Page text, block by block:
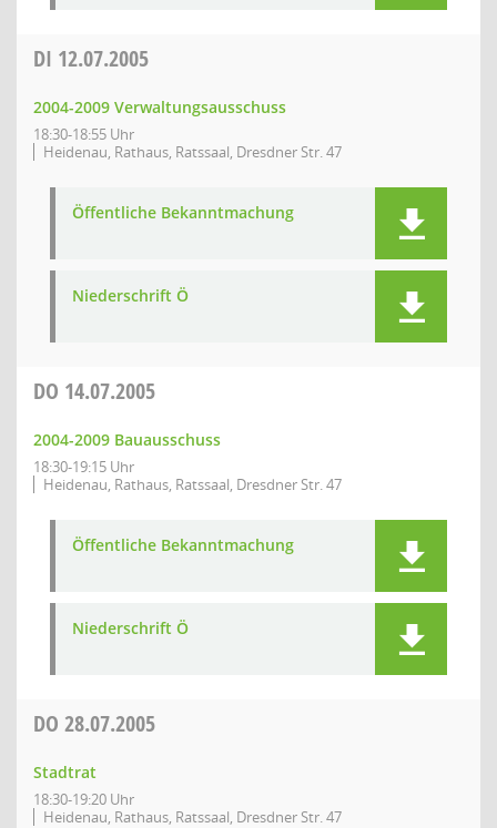
DI 12.07.2005
2004-2009 Verwaltungsausschuss
18:30-18:55 Uhr
Heidenau, Rathaus, Ratssaal, Dresdner Str. 47
Öffentliche Bekanntmachung
Niederschrift Ö
DO 14.07.2005
2004-2009 Bauausschuss
18:30-19:15 Uhr
Heidenau, Rathaus, Ratssaal, Dresdner Str. 47
Öffentliche Bekanntmachung
Niederschrift Ö
DO 28.07.2005
Stadtrat
18:30-19:20 Uhr
Heidenau, Rathaus, Ratssaal, Dresdner Str. 47